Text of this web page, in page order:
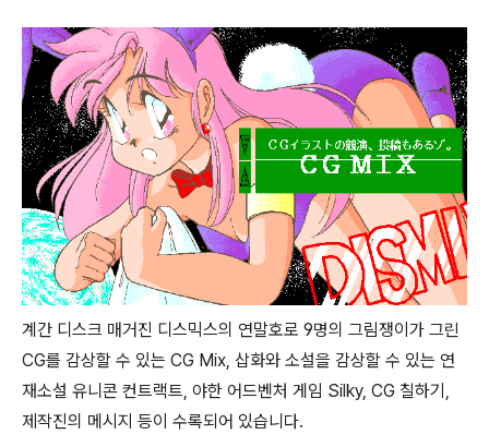
계간 디스크 매거진 디스믹스의 연말호로 9명의 그림쟁이가 그린
CG를 감상할 수 있는 CG Mix, 삽화와 소설을 감상할 수 있는 연
재소설 유니콘 컨트랙트, 야한 어드벤처 게임 Silky, CG 칠하기,
제작진의 메시지 등이 수록되어 있습니다.